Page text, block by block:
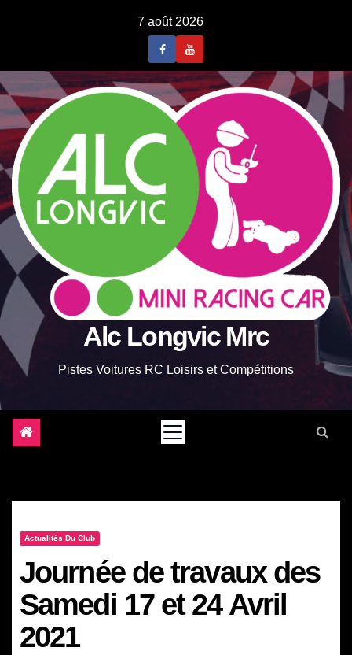
7 août 2026
Alc Longvic Mrc
Pistes Voitures RC Loisirs et Compétitions
Actualités Du Club
Journée de travaux des
Samedi 17 et 24 Avril
2021